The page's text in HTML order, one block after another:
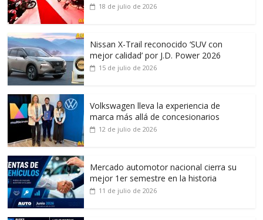
18 de julio de 2026
Nissan X-Trail reconocido ‘SUV con
mejor calidad’ por J.D. Power 2026
15 de julio de 2026
Volkswagen lleva la experiencia de
marca más allá de concesionarios
12 de julio de 2026
Mercado automotor nacional cierra su
mejor 1er semestre en la historia
11 de julio de 2026